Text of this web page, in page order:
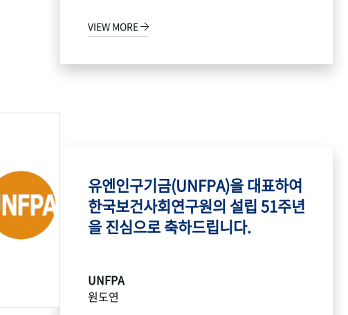
VIEW MORE
유엔인구기금(UNFPA)을 대표하여
한국보건사회연구원의 설립 51주년
을 진심으로 축하드립니다.
UNFPA
원도연